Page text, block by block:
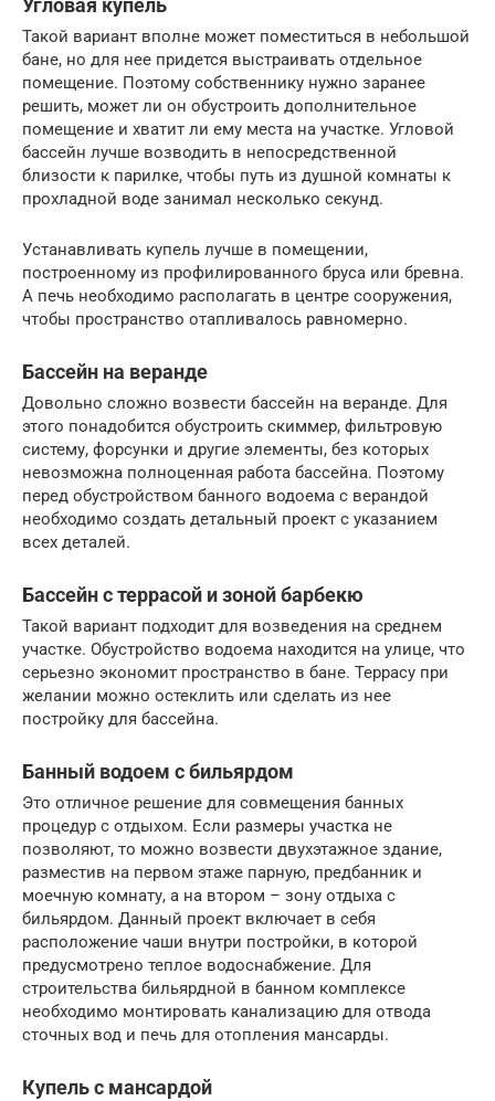
Угловая купель
Такой вариант вполне может поместиться в небольшой
бане, но для нее придется выстраивать отдельное
помещение. Поэтому собственнику нужно заранее
решить, может ли он обустроить дополнительное
помещение и хватит ли ему места на участке. Угловой
бассейн лучше возводить в непосредственной
близости к парилке, чтобы путь из душной комнаты к
прохладной воде занимал несколько секунд.
Устанавливать купель лучше в помещении,
построенному из профилированного бруса или бревна.
А печь необходимо располагать в центре сооружения,
чтобы пространство отапливалось равномерно.
Бассейн на веранде
Довольно сложно возвести бассейн на веранде. Для
этого понадобится обустроить скиммер, фильтровую
систему, форсунки и другие элементы, без которых
невозможна полноценная работа бассейна. Поэтому
перед обустройством банного водоема с верандой
необходимо создать детальный проект с указанием
всех деталей.
Бассейн с террасой и зоной барбекю
Такой вариант подходит для возведения на среднем
участке. Обустройство водоема находится на улице, что
серьезно экономит пространство в бане. Террасу при
желании можно остеклить или сделать из нее
постройку для бассейна.
Банный водоем с бильярдом
Это отличное решение для совмещения банных
процедур с отдыхом. Если размеры участка не
позволяют, то можно возвести двухэтажное здание,
разместив на первом этаже парную, предбанник и
моечную комнату, а на втором – зону отдыха с
бильярдом. Данный проект включает в себя
расположение чаши внутри постройки, в которой
предусмотрено теплое водоснабжение. Для
строительства бильярдной в банном комплексе
необходимо монтировать канализацию для отвода
сточных вод и печь для отопления мансарды.
Купель с мансардой